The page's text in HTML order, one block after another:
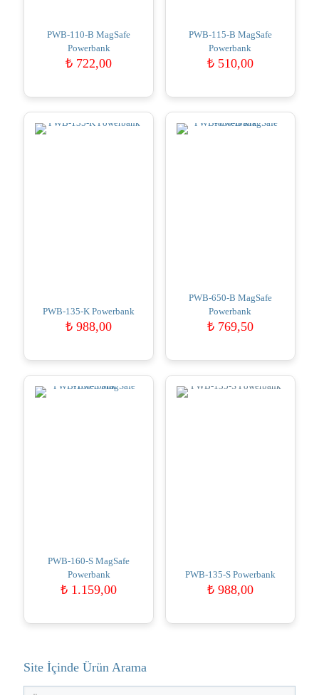
PWB-110-B MagSafe
Powerbank
₺ 722,00
PWB-115-B MagSafe
Powerbank
₺510,00
PWB-135-K Powerbank
₺ 988,00
PWB-650-B MagSafe
Powerbank
₺769,50
PWB-160-S MagSafe
Powerbank
₺ 1.159,00
PWB-135-S Powerbank
₺988,00
Site İçinde Ürün Arama